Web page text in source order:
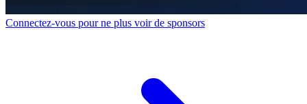
Connectez-vous pour ne plus voir de sponsors